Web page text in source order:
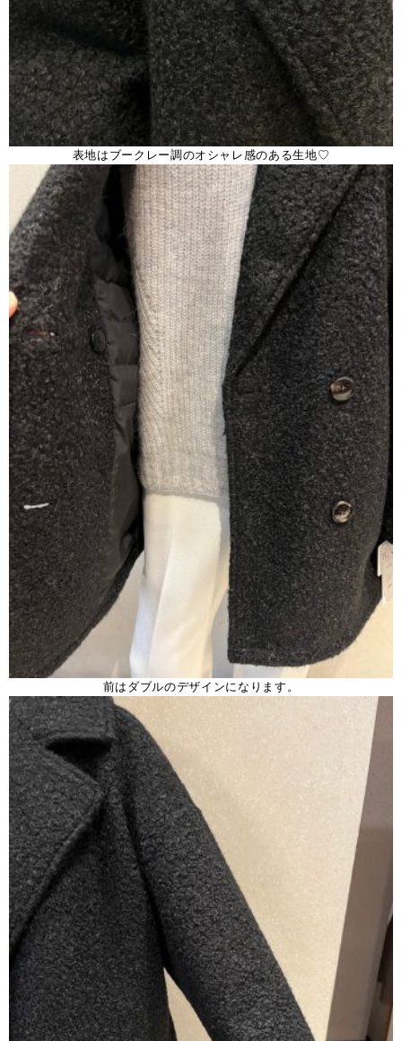
表地はブークレー調のオシャレ感のある生地♡
前はダブルのデザインになります。